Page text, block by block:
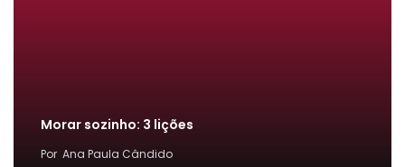
Morar sozinho: 3 lições
Por Ana Paula Cândido